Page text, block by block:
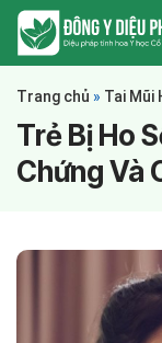
Trang chủ » Tai Mũi
Trẻ Bị Ho
Chứng Và